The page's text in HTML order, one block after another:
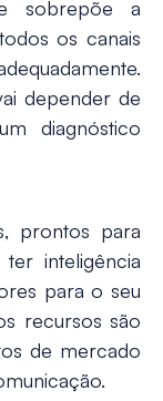
sobrepõe a
os canais
depender de
diagnóstico
prontos para
inteligência
para o seu
recursos são
de mercado